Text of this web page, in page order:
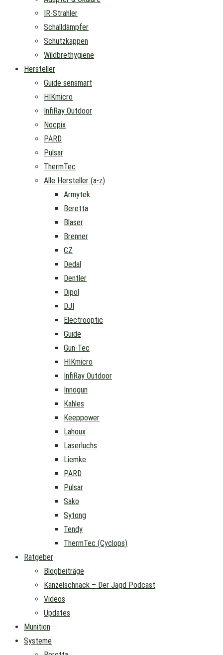
IR-Strahler
Schalldämpfer
Schutzkappen
Wildbrethygiene
Hersteller
Guide sensmart
HIKmicro
InfiRay Outdoor
Nocpix
PARD
Pulsar
ThermTec
Alle Hersteller (a-z)
Armytek
Beretta
Blaser
Brenner
CZ
Dedal
Dentler
Dipol
DJI
Electrooptic
Guide
Gun-Tec
HIKmicro
InfiRay Outdoor
Innogun
Kahles
Keeppower
Lahoux
Laserluchs
Liemke
PARD
Pulsar
Sako
Sytong
Tendy
ThermTec (Cyclops)
Ratgeber
Blogbeiträge
Kanzelschnack – Der Jagd Podcast
Videos
Updates
Munition
Systeme